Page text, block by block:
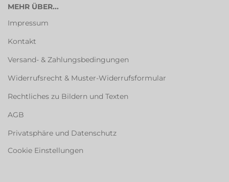
MEHR ÜBER...
Impressum
Kontakt
Versand- & Zahlungsbedingungen
Widerrufsrecht & Muster-Widerrufsformular
Rechtliches zu Bildern und Texten
AGB
Privatsphäre und Datenschutz
Cookie Einstellungen